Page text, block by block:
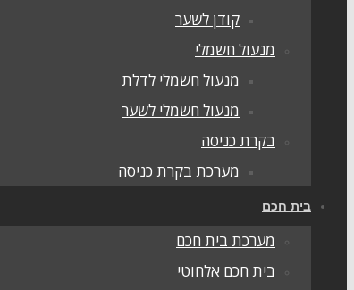
קודן לשער
מנעול חשמלי
מנעול חשמלי לדלת
מנעול חשמלי לשער
בקרת כניסה
מערכת בקרת כניסה
בית חכם
מערכת בית חכם
בית חכם אלחוטי